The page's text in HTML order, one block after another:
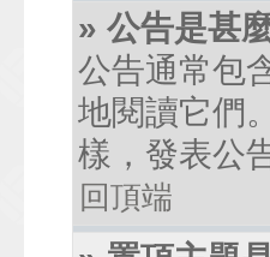
» 公告是甚
公告通常包
地閱讀它們
樣，發表公
回頂端